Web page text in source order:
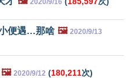
便遇…那啥 🖼️ 2020/9/13
🖼️ 2020/9/12 (180,211次)